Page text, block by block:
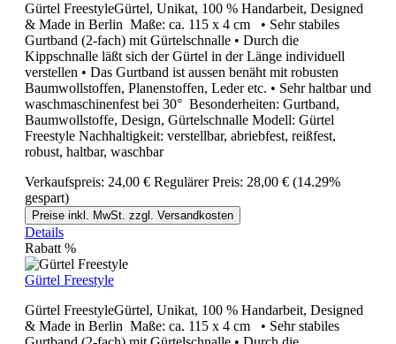
Gürtel FreestyleGürtel, Unikat, 100 % Handarbeit, Designed
& Made in Berlin Maße: ca. 115 x 4 cm • Sehr stabiles
Gurtband (2-fach) mit Gürtelschnalle • Durch die
Kippschnalle läßt sich der Gürtel in der Länge individuell
verstellen • Das Gurtband ist aussen benäht mit robusten
Baumwollstoffen, Planenstoffen, Leder etc. • Sehr haltbar und
waschmaschinenfest bei 30° Besonderheiten: Gurtband,
Baumwollstoffe, Design, Gürtelschnalle Modell: Gürtel
Freestyle Nachhaltigkeit: verstellbar, abriebfest, reißfest,
robust, haltbar, waschbar
Verkaufspreis: 24,00 € Regulärer Preis: 28,00 € (14.29%
gespart)
Preise inkl. MwSt. zzgl. Versandkosten
Details
Rabatt %
Gürtel Freestyle
Gürtel FreestyleGürtel, Unikat, 100 % Handarbeit, Designed
& Made in Berlin Maße: ca. 115 x 4 cm • Sehr stabiles